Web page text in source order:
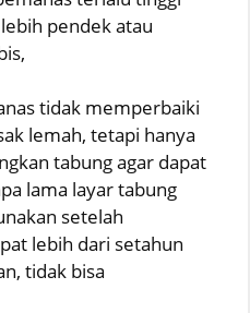
pendek atau
tidak memperbaiki
lemah, tetapi hanya
tabung agar dapat
lama layar tabung
setelah
lebih dari setahun
tidak bisa